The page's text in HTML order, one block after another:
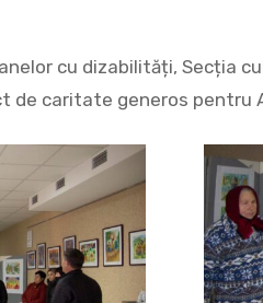
cu dizabilități, Secția
de caritate generos pentru